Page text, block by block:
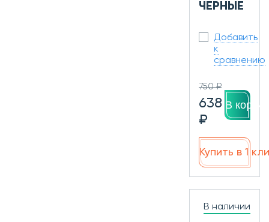
ЧЕРНЫЕ
Добавить
к
сравнению
750 ₽
638
₽
В
Купить в 1
В наличии